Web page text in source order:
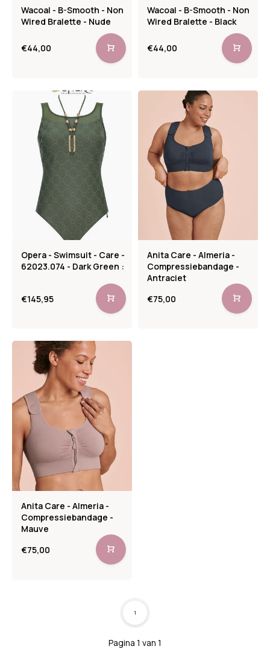
Wacoal - B-Smooth - Non
Wired Bralette - Nude
€44,00
Wacoal - B-Smooth - Non
Wired Bralette - Black
€44,00
Opera - Swimsuit - Care -
62023.074 - Dark Green :
€145,95
Anita Care - Almeria -
Compressiebandage -
Antraciet
€75,00
Anita Care - Almeria -
Compressiebandage -
Mauve
€75,00
Pagina 1 van 1
1